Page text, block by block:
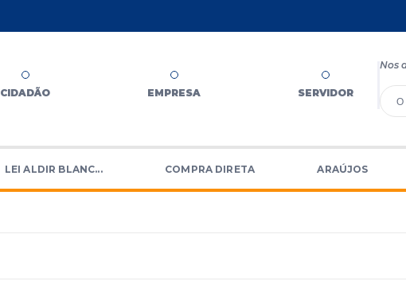
CIDADÃO EMPRESA SERVIDOR
Nos
LEI ALDIR BLANC... COMPRA DIRETA ARAÚJOS